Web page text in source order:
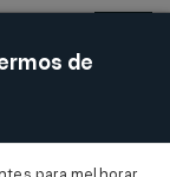
Acessar
de